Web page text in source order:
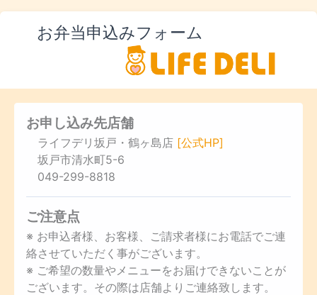
お弁当申込みフォーム
お申し込み先店舗
ライフデリ坂戸・鶴ヶ島店 [公式HP]
坂戸市清水町5-6
049-299-8818
ご注意点
※ お申込者様、お客様、ご請求者様にお電話でご連
絡させていただく事がございます。
※ ご希望の数量やメニューをお届けできないことが
ございます。その際は店舗よりご連絡致します。